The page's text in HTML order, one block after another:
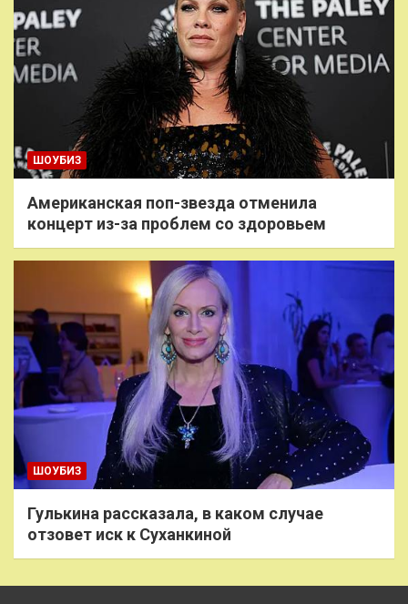
ШОУБИЗ
Американская поп-звезда отменила
концерт из-за проблем со здоровьем
ШОУБИЗ
Гулькина рассказала, в каком случае
отзовет иск к Суханкиной